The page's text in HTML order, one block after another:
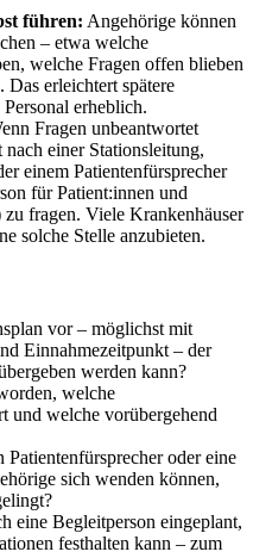
führen: Angehörige können
– etwa welche
welche Fragen offen blieben
erleichtert spätere
erheblich.
Fragen unbeantwortet
einer Stationsleitung,
einem Patientenfürsprecher
für Patient:innen und
fragen. Viele Krankenhäuser
solche Stelle anzubieten.
vor – möglichst mit
Einnahmezeitpunkt – der
werden kann?
welche
und welche vorübergehend
oder eine
sich wenden können,
eine Begleitperson eingeplant,
festhalten kann – zum